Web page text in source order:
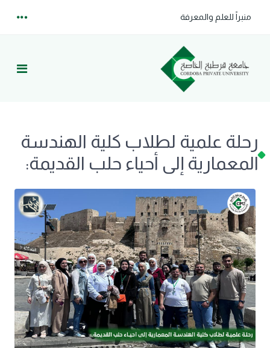
منبراً للعلم والمعرفة
رحلة علمية لطلاب كلية الهندسة
المعمارية إلى أحياء حلب القديمة: